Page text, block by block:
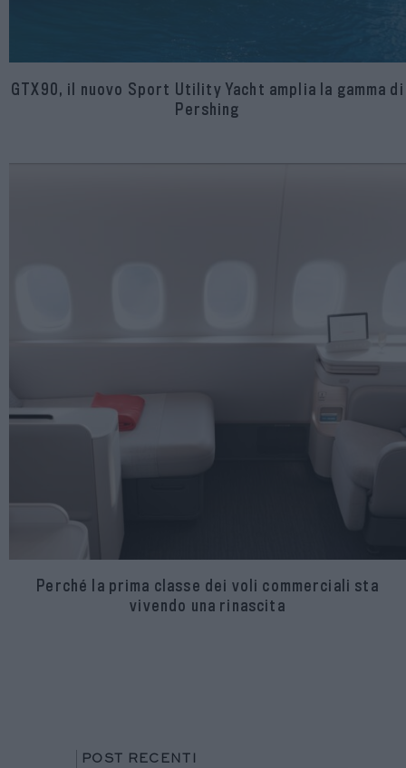
GTX90, il nuovo Sport Utility Yacht amplia la gamma di
Pershing
Perché la prima classe dei voli commerciali sta
vivendo una rinascita
POST RECENTI